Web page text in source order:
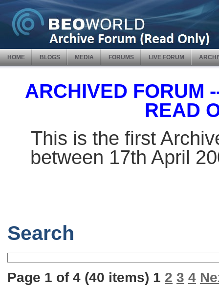
HOME BLOGS MEDIA FORUMS LIVE FORUM
ARCHIVED FORUM
READ
This is the first
between 17th April
Search
Page 1 of 4 (40 items) 1 2 3 4